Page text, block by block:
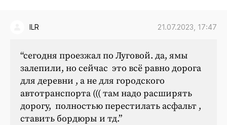
ILR 21.07.2023, 17:47
“сегодня проезжал по Луговой. да, ямы
залепили, но сейчас это всё равно дорога
для деревни , а не для городского
автотранспорта ((( там надо расширять
дорогу, полностью перестилать асфальт ,
ставить бордюры и тд.”